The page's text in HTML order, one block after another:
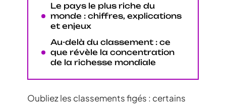
Le pays le plus riche du
monde : chiffres, explications
et enjeux
Au-delà du classement : ce
que révèle la concentration
de la richesse mondiale
Oubliez les classements figés : certains